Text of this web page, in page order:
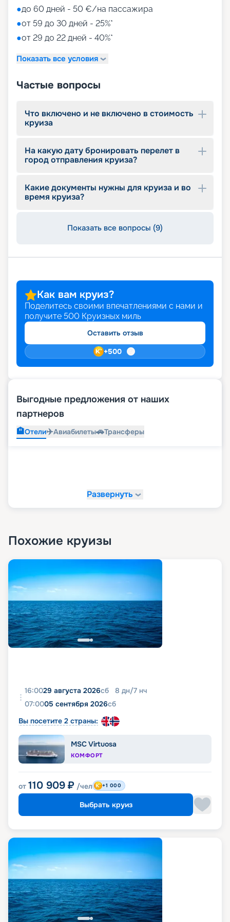
«Круиз.онлайн»
Маршруты MSC Meraviglia в 2026 - 2027 годах
собрана вся информация, чтобы вы могли
круизов, схемы палуб, цены на путевки,
описание кают, фото интерьеров. Опытные
помогут вам подобрать оптимальный вариант,
оформить документы, будут оказывать
Америку!
●до 60 дней - 50 €/на пассажира
●от 59 до 30 дней - 25%*
●от 29 до 22 дней - 40%*
Показать все условия
Частые вопросы
Что включено и не включено в стоимость
круиза
На какую дату бронировать перелет в
город отправления круиза?
Какие документы нужны для круиза и во
время круиза?
Показать все вопросы (9)
Как вам круиз?
Поделитесь своими впечатлениями с нами и
получите 500 Круизных миль
Оставить отзыв
+500
Выгодные предложения от наших
партнеров
🏨Отели✈️Авиабилеты🚗Трансферы
Развернуть
Похожие круизы
16:0029 августа 2026сб 8 дн/7 нч
07:0005 сентября 2026сб
Вы посетите 2 страны:
MSC Virtuosa
КОМФОРТ
от 110 909 ₽ /чел +1 000
Выбрать круиз